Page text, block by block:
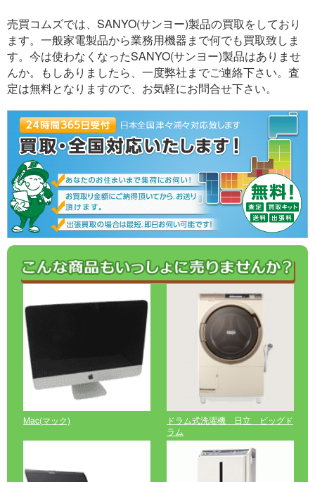
売買コムズでは、SANYO(サンヨー)製品の買取をしており
ます。一般家電製品から業務用機器まで何でも買取致しま
す。今は使わなくなったSANYO(サンヨー)製品はありませ
んか。もしありましたら、一度弊社までご連絡下さい。査
定は無料となりますので、お気軽にお問合せ下さい。
Mac(マック)
ドラム式洗濯機 日立 ビッグド
ラム